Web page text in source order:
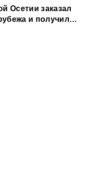
Осетии заказал
и получил